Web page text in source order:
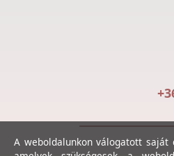
A weboldalunkon válogatott